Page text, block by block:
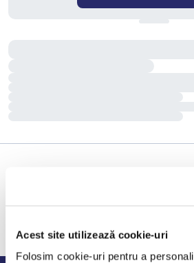
Acest site utilizează cookie-uri
Folosim cookie-uri pentru a